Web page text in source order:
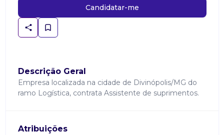
Candidatar-me
Descrição Geral
Empresa localizada na cidade de Divinópolis/MG do
ramo Logística, contrata Assistente de suprimentos.
Atribuições